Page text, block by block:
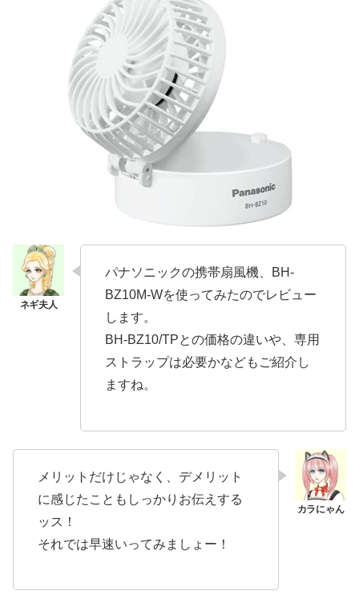
パナソニックの携帯扇風機、BH-
BZ10M-Wを使ってみたのでレビュー
します。
BH-BZ10/TPとの価格の違いや、専用
ストラップは必要かなどもご紹介し
ますね。
メリットだけじゃなく、デメリット
に感じたこともしっかりお伝えする
ッス！
それでは早速いってみましょー！